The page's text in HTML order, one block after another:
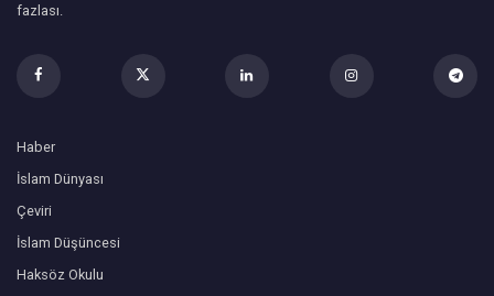
fazlası.
Haber
İslam Dünyası
Çeviri
İslam Düşüncesi
Haksöz Okulu